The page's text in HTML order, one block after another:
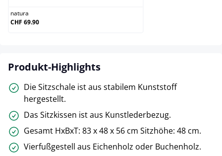
natura
CHF 69.90
Produkt-Highlights
Die Sitzschale ist aus stabilem Kunststoff
hergestellt.
Das Sitzkissen ist aus Kunstlederbezug.
Gesamt HxBxT: 83 x 48 x 56 cm Sitzhöhe: 48 cm.
Vierfußgestell aus Eichenholz oder Buchenholz.